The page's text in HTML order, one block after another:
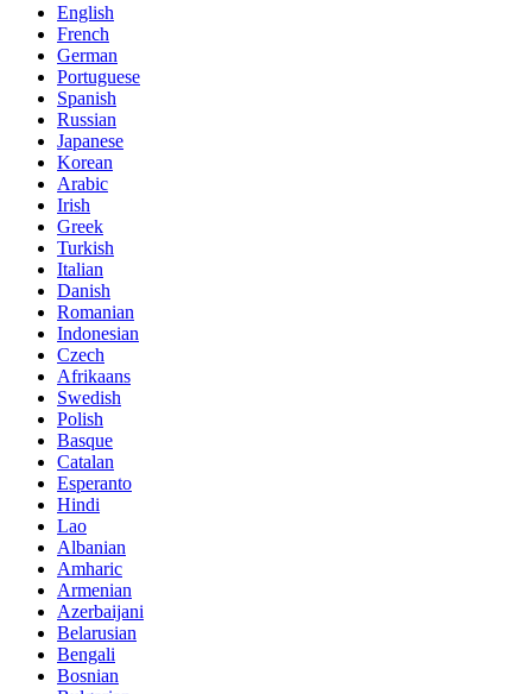
English
French
German
Portuguese
Spanish
Russian
Japanese
Korean
Arabic
Irish
Greek
Turkish
Italian
Danish
Romanian
Indonesian
Czech
Afrikaans
Swedish
Polish
Basque
Catalan
Esperanto
Hindi
Lao
Albanian
Amharic
Armenian
Azerbaijani
Belarusian
Bengali
Bosnian